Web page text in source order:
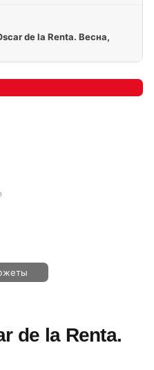
de la Renta. Весна,
de la Renta.